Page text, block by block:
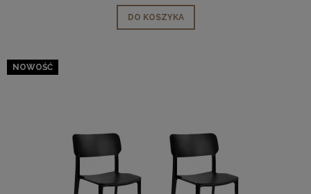
DO KOSZYKA
NOWOŚĆ